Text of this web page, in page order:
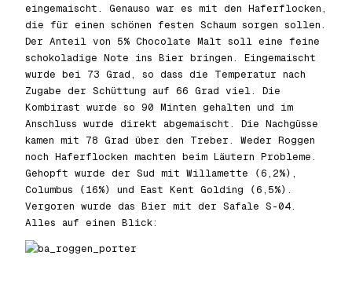
eingemaischt. Genauso war es mit den Haferflocken,
die für einen schönen festen Schaum sorgen sollen.
Der Anteil von 5% Chocolate Malt soll eine feine
schokoladige Note ins Bier bringen. Eingemaischt
wurde bei 73 Grad, so dass die Temperatur nach
Zugabe der Schüttung auf 66 Grad viel. Die
Kombirast wurde so 90 Minten gehalten und im
Anschluss wurde direkt abgemaischt. Die Nachgüsse
kamen mit 78 Grad über den Treber. Weder Roggen
noch Haferflocken machten beim Läutern Probleme.
Gehopft wurde der Sud mit Willamette (6,2%),
Columbus (16%) und East Kent Golding (6,5%).
Vergoren wurde das Bier mit der Safale S-04.
Alles auf einen Blick: